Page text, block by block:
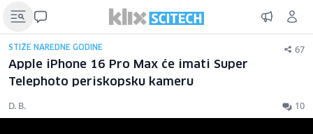
STIŽE NAREDNE GODINE 67
Apple iPhone 16 Pro Max će imati Super
Telephoto periskopsku kameru
D. B. 10